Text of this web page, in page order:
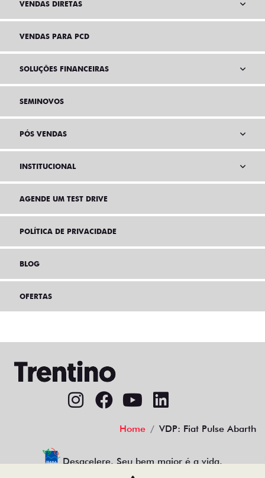
VENDAS DIRETAS
VENDAS PARA PCD
SOLUÇÕES FINANCEIRAS
SEMINOVOS
PÓS VENDAS
INSTITUCIONAL
AGENDE UM TEST DRIVE
POLÍTICA DE PRIVACIDADE
BLOG
Home VDP: Fiat Pulse Abarth